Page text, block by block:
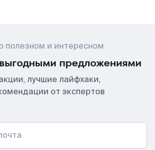
полезном и интересном
предложениями
лучшие лайфхаки,
от экспертов